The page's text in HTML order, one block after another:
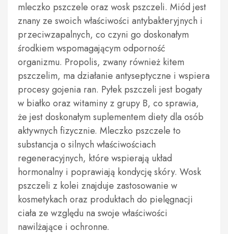
mleczko pszczele oraz wosk pszczeli. Miód jest
znany ze swoich właściwości antybakteryjnych i
przeciwzapalnych, co czyni go doskonałym
środkiem wspomagającym odporność
organizmu. Propolis, zwany również kitem
pszczelim, ma działanie antyseptyczne i wspiera
procesy gojenia ran. Pyłek pszczeli jest bogaty
w białko oraz witaminy z grupy B, co sprawia,
że jest doskonałym suplementem diety dla osób
aktywnych fizycznie. Mleczko pszczele to
substancja o silnych właściwościach
regeneracyjnych, które wspierają układ
hormonalny i poprawiają kondycję skóry. Wosk
pszczeli z kolei znajduje zastosowanie w
kosmetykach oraz produktach do pielęgnacji
ciała ze względu na swoje właściwości
nawilżające i ochronne.